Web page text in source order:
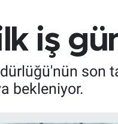
iş
son
bekleniyor.